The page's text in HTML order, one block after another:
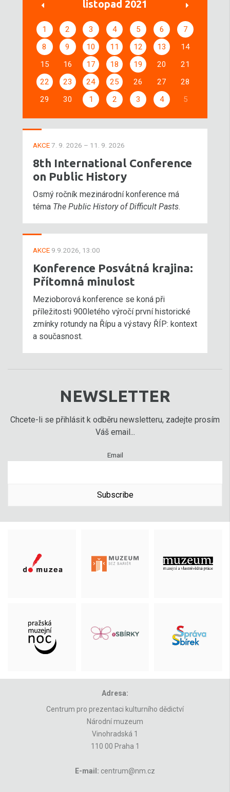
listopad 2021
1 2 3 4 5 6
7
8
9 10 11 12 13
14
15
16 17 18 19 20
21
22
23 24 25 26 27
28
29
30 1 2 3 4 5
AKCE7. 9. 2026 – 11. 9. 2026
8th International Conference
on Public History
Osmý ročník mezinárodní konference má
téma The Public History of Difficult Pasts.
AKCE 9.9.2026, 13:00
Konference Posvátná krajina:
Přítomná minulost
Mezioborová konference se koná při
příležitosti 900letého výročí první historické
zmínky rotundy na Řípu a výstavy ŘÍP: kontext
a současnost.
NEWSLETTER
Chcete-li se přihlásit k odběru newsletteru, zadejte prosím
Váš email...
Email
Subscribe
Adresa:
Centrum pro prezentaci kulturního dědictví
Národní muzeum
Vinohradská 1
110 00 Praha 1
E-mail: centrum@nm.cz